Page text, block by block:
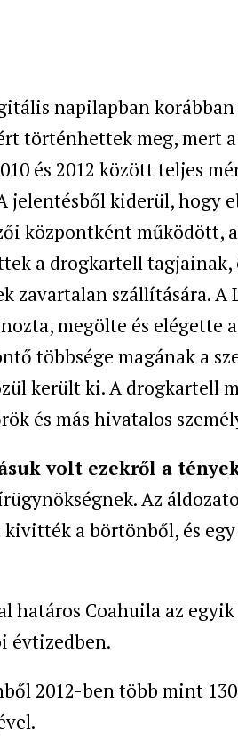
napilapban
történhettek meg, mert
és 2012 között teljes
jelentésből kiderül, hogy
központként működött,
a drogkartell
zavartalan szállítására. A
megölte és elégette
többsége magának a
került ki. A drogkartell
és más hivatalos
volt ezekről a
Az
a börtönből, és
határos Coahuila az
évtizedben.
2012-ben több mint